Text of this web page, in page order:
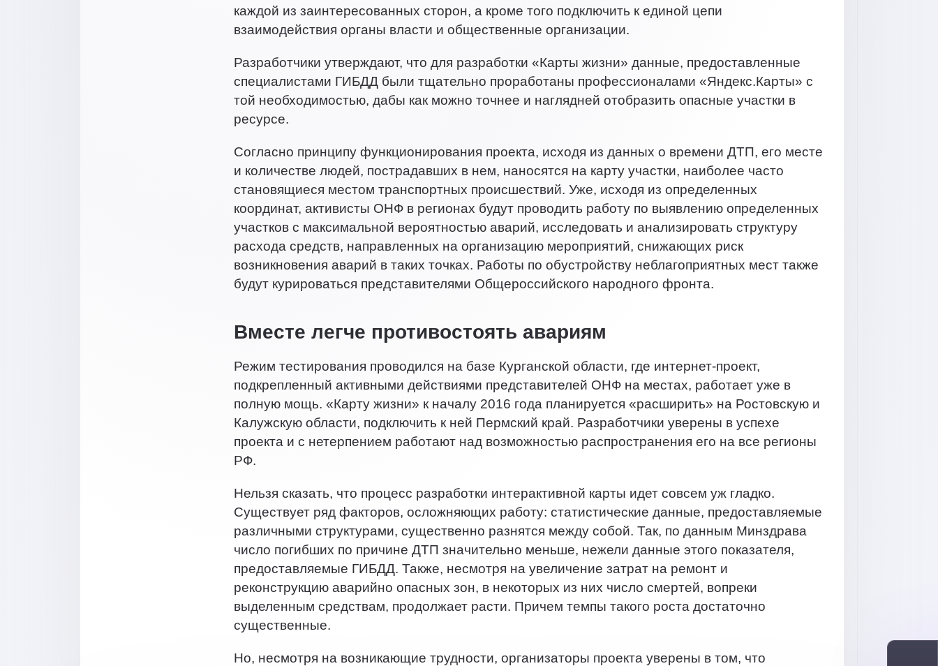
каждой из заинтересованных сторон, а кроме того подключить к единой цепи
взаимодействия органы власти и общественные организации.
Разработчики утверждают, что для разработки «Карты жизни» данные, предоставленные
специалистами ГИБДД были тщательно проработаны профессионалами «Яндекс.Карты» с
той необходимостью, дабы как можно точнее и наглядней отобразить опасные участки в
ресурсе.
Согласно принципу функционирования проекта, исходя из данных о времени ДТП, его месте
и количестве людей, пострадавших в нем, наносятся на карту участки, наиболее часто
становящиеся местом транспортных происшествий. Уже, исходя из определенных
координат, активисты ОНФ в регионах будут проводить работу по выявлению определенных
участков с максимальной вероятностью аварий, исследовать и анализировать структуру
расхода средств, направленных на организацию мероприятий, снижающих риск
возникновения аварий в таких точках. Работы по обустройству неблагоприятных мест также
будут курироваться представителями Общероссийского народного фронта.
Вместе легче противостоять авариям
Режим тестирования проводился на базе Курганской области, где интернет-проект,
подкрепленный активными действиями представителей ОНФ на местах, работает уже в
полную мощь. «Карту жизни» к началу 2016 года планируется «расширить» на Ростовскую и
Калужскую области, подключить к ней Пермский край. Разработчики уверены в успехе
проекта и с нетерпением работают над возможностью распространения его на все регионы
РФ.
Нельзя сказать, что процесс разработки интерактивной карты идет совсем уж гладко.
Существует ряд факторов, осложняющих работу: статистические данные, предоставляемые
различными структурами, существенно разнятся между собой. Так, по данным Минздрава
число погибших по причине ДТП значительно меньше, нежели данные этого показателя,
предоставляемые ГИБДД. Также, несмотря на увеличение затрат на ремонт и
реконструкцию аварийно опасных зон, в некоторых из них число смертей, вопреки
выделенным средствам, продолжает расти. Причем темпы такого роста достаточно
существенные.
Но, несмотря на возникающие трудности, организаторы проекта уверены в том, что